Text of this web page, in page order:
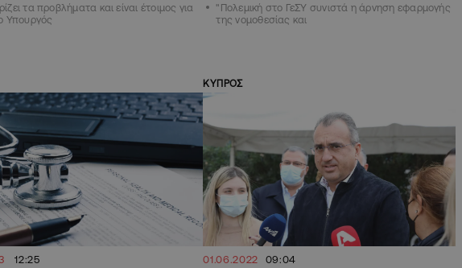
τα προβλήματα και είναι έτοιμος για
Υπουργός
"Πολεμική στο ΓεΣΥ συνιστά η άρνηση εφαρμογής
της νομοθεσίας και
12:25
ΚΥΠΡΟΣ
01.06.2022 09:04